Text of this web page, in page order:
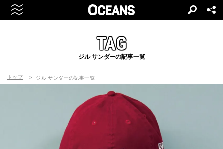
TAG
ジル サンダーの記事一覧
トップ ジル サンダーの記事一覧